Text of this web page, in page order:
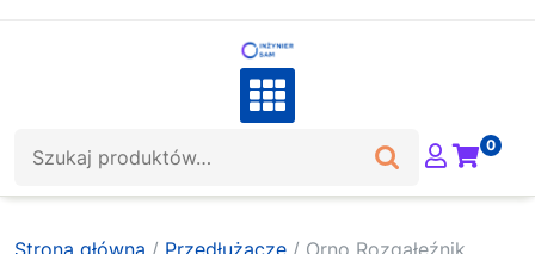
0
Strona główna / Przedłużacze / Orno Rozgałęźnik